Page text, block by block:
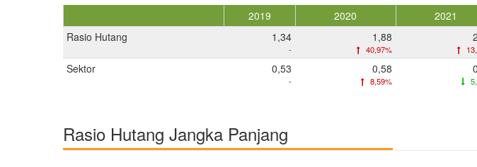
2019 2020 2021
Rasio Hutang
1,34
-
1,88
40,97%
Sektor 0,53
-
0,58
8,59%
Rasio Hutang Jangka Panjang